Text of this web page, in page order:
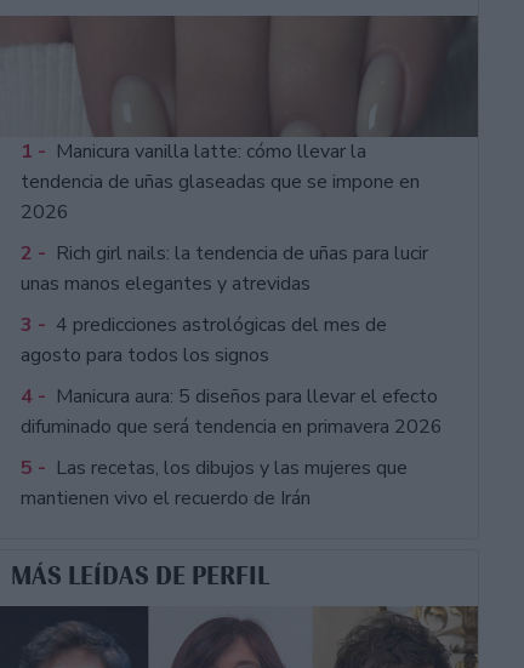
1 - Manicura vanilla latte: cómo llevar la
tendencia de uñas glaseadas que se impone en
2026
2 - Rich girl nails: la tendencia de uñas para lucir
unas manos elegantes y atrevidas
3 - 4 predicciones astrológicas del mes de
agosto para todos los signos
4 - Manicura aura: 5 diseños para llevar el efecto
difuminado que será tendencia en primavera 2026
5 - Las recetas, los dibujos y las mujeres que
mantienen vivo el recuerdo de Irán
MÁS LEÍDAS DE PERFIL